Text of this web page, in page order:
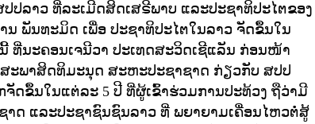
ປລາວ ທີ່ລະເມີດສິດເສຣີພາບ ແລະປະຊາທິປະໄຕຂອງ
ນ ພັນທະມິດ ເພື່ອ ປະຊາທິປະໄຕໃນລາວ ຈັດຂຶ້ນໃນ
ທີ່ນະຄອນເຈນີວາ ປະເທດສະວິດເຊີແລັນ ກ່ອນໜ້າ
ະພາສິດທິມະນຸດ ສະຫະປະຊາຊາດ ກ່ຽວກັບ ສປປ
ຈັດຂຶ້ນໃນແຕ່ລະ 5 ປີ ທີ່ຜູ້ເຂົ້າຮ່ວມການປະທ້ວງ ຖືວ່າມີ
ດ ແລະປະຊາຊົນຊົນລາວ ທີ່ ພຍາຍາມເຄື່ອນໄຫວຕໍ່ສູ້